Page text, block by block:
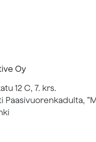
Oy
12 C, 7. krs.
Paasivuorenkadulta,